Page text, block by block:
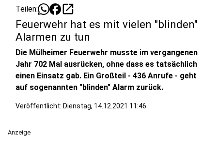
Teilen: open_in_new
Feuerwehr hat es mit vielen "blinden"
Alarmen zu tun
Die Mülheimer Feuerwehr musste im vergangenen
Jahr 702 Mal ausrücken, ohne dass es tatsächlich
einen Einsatz gab. Ein Großteil - 436 Anrufe - geht
auf sogenannten "blinden" Alarm zurück.
Veröffentlicht: Dienstag, 14.12.2021 11:46
Anzeige